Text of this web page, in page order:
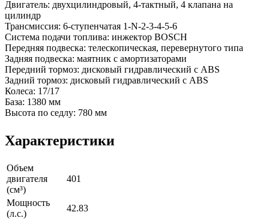
Двигатель: двухцилиндровый, 4-тактный, 4 клапана на
цилиндр
Трансмиссия: 6-ступенчатая 1-N-2-3-4-5-6
Система подачи топлива: инжектор BOSCH
Передняя подвеска: телескопическая, перевернутого типа
Задняя подвеска: маятник с амортизаторами
Передний тормоз: дисковый гидравлический с ABS
Задний тормоз: дисковый гидравлический с ABS
Колеса: 17/17
База: 1380 мм
Высота по седлу: 780 мм
Характеристики
Объем
двигателя
(см³)
401
Мощность
(л.с.)
42.83